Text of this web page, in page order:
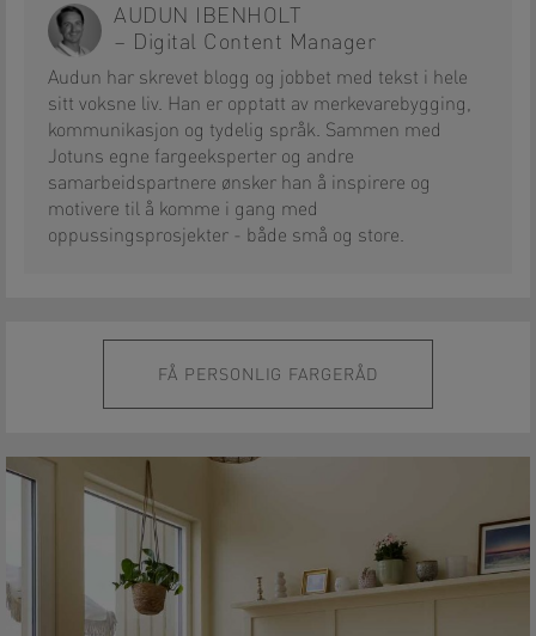
AUDUN IBENHOLT
– Digital Content Manager
Audun har skrevet blogg og jobbet med tekst i hele
sitt voksne liv. Han er opptatt av merkevarebygging,
kommunikasjon og tydelig språk. Sammen med
Jotuns egne fargeeksperter og andre
samarbeidspartnere ønsker han å inspirere og
motivere til å komme i gang med
oppussingsprosjekter - både små og store.
FÅ PERSONLIG FARGERÅD